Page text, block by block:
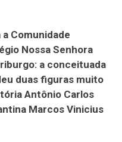
Comunidade
Nossa Senhora
a conceituada
duas figuras muito
Antônio Carlos
Marcos Vinicius